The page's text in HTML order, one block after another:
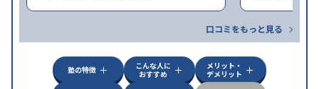
口コミをもっと見る
塾の特徴
こんな人に
おすすめ
メリット・
デメリット